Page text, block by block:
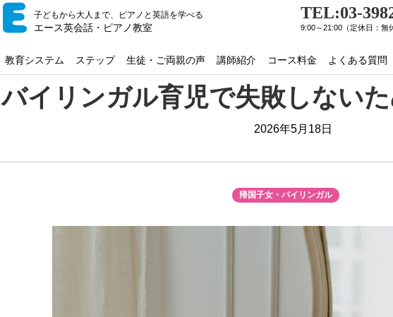
子どもから大人まで、ピアノと英語を学べる
エース英会話・ピアノ教室
TEL:03-
9:00～21:00（定休日：無
教育システム ステップ 生徒・ご両親の声 講師紹介 コース料金 よくある質問
バイリンガル育児で失敗しない
2026年5月18日
帰国子女・バイリンガル